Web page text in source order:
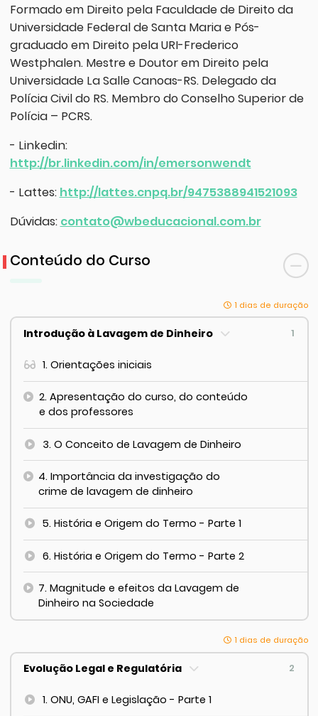
Formado em Direito pela Faculdade de Direito da
Universidade Federal de Santa Maria e Pós-
graduado em Direito pela URI-Frederico
Westphalen. Mestre e Doutor em Direito pela
Universidade La Salle Canoas-RS. Delegado da
Polícia Civil do RS. Membro do Conselho Superior de
Polícia – PCRS.
- Linkedin:
http://br.linkedin.com/in/emersonwendt
- Lattes: http://lattes.cnpq.br/9475388941521093
Dúvidas: contato@wbeducacional.com.br
Conteúdo do Curso
1 dias de duração
Introdução à Lavagem de Dinheiro 1
1. Orientações iniciais
2. Apresentação do curso, do conteúdo
e dos professores
3. O Conceito de Lavagem de Dinheiro
4. Importância da investigação do
crime de lavagem de dinheiro
5. História e Origem do Termo - Parte 1
6. História e Origem do Termo - Parte 2
7. Magnitude e efeitos da Lavagem de
Dinheiro na Sociedade
1 dias de duração
Evolução Legal e Regulatória 2
1. ONU, GAFI e Legislação - Parte 1